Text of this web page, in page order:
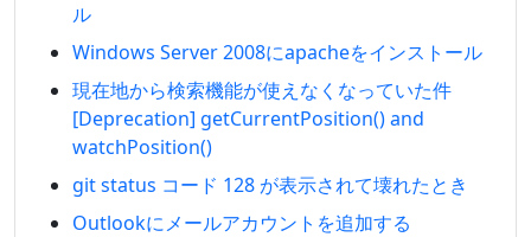
ル
Windows Server 2008にapacheをインストール
現在地から検索機能が使えなくなっていた件
[Deprecation] getCurrentPosition() and
watchPosition()
git status コード 128 が表示されて壊れたとき
Outlookにメールアカウントを追加する